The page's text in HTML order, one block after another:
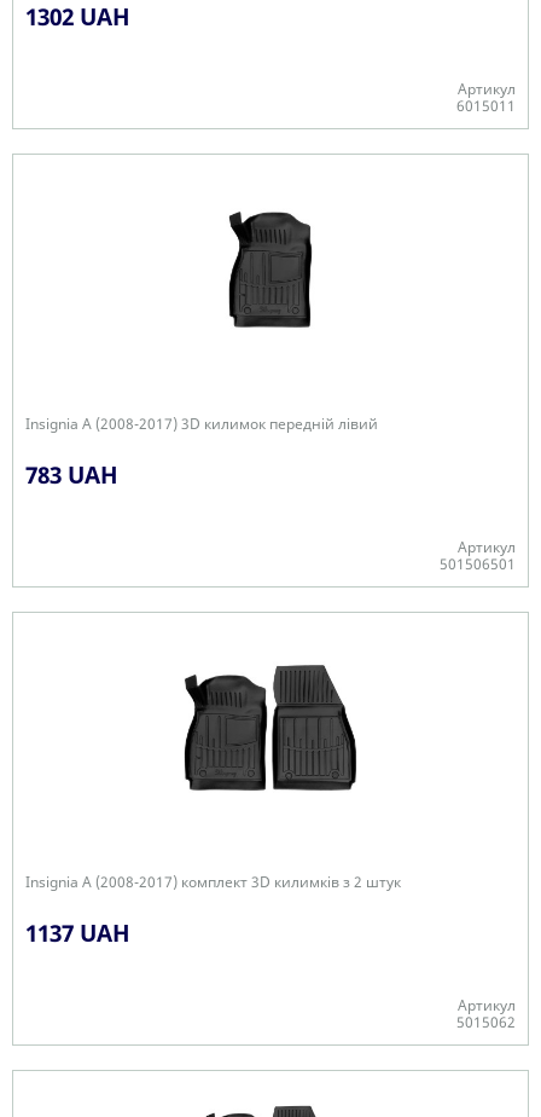
1302 UAH
Артикул
6015011
Insignia A (2008-2017) 3D килимок передній лівий
783 UAH
Артикул
501506501
Insignia A (2008-2017) комплект 3D килимків з 2 штук
1137 UAH
Артикул
5015062